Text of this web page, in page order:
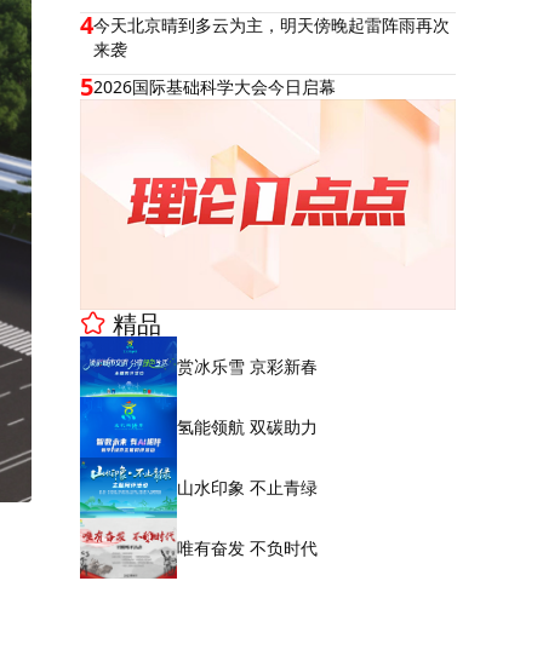
4今天北京晴到多云为主，明天傍晚起雷阵雨再次
来袭
52026国际基础科学大会今日启幕
精品
赏冰乐雪 京彩新春
氢能领航 双碳助力
山水印象 不止青绿
唯有奋发 不负时代